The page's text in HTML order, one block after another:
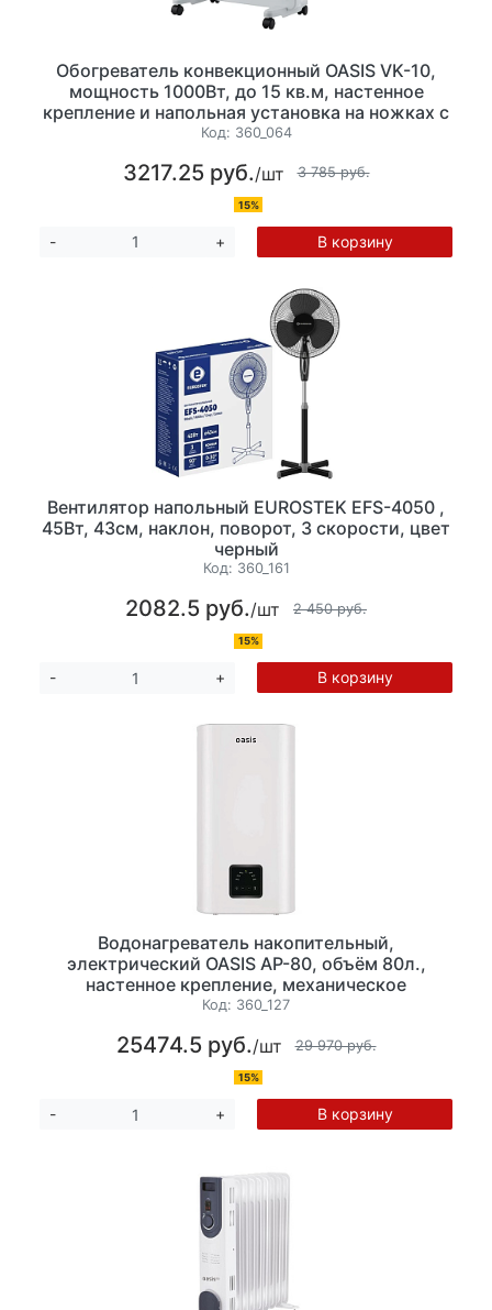
Обогреватель конвекционный OASIS VK-10,
мощность 1000Вт, до 15 кв.м, настенное
крепление и напольная установка на ножках с
колесиками, механическое управление, цвет
Код: 360_064
3217.25 руб./шт 3 785 руб.
15%
- + В корзину
Вентилятор напольный EUROSTEK EFS-4050 ,
45Вт, 43см, наклон, поворот, 3 скорости, цвет
черный
Код: 360_161
2082.5 руб./шт 2 450 руб.
15%
- + В корзину
Водонагреватель накопительный,
электрический OASIS AP-80, объём 80л.,
настенное крепление, механическое
управление мощность 1500Вт. Минимальная
температура, 80 °С. Размер: 54,2x94x28,8 см.
Код: 360_127
25474.5 руб./шт 29 970 руб.
15%
- + В корзину